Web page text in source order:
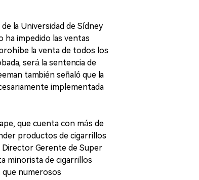
la Universidad de Sídney
ha impedido las ventas
la venta de todos los
será la sentencia de
también señaló que la
implementada
que cuenta con más de
productos de cigarrillos
Gerente de Super
minorista de cigarrillos
numerosos